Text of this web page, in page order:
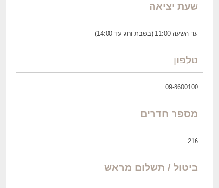
שעת יציאה
עד השעה 11:00 (בשבת וחג עד 14:00)
טלפון
09-8600100
מספר חדרים
216
ביטול / תשלום מראש